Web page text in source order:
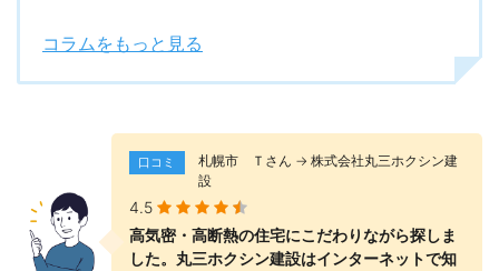
コラムをもっと見る
口コミ
札幌市 Ｔさん → 株式会社丸三ホクシン建
設
4.5
高気密・高断熱の住宅にこだわりながら探しま
した。丸三ホクシン建設はインターネットで知